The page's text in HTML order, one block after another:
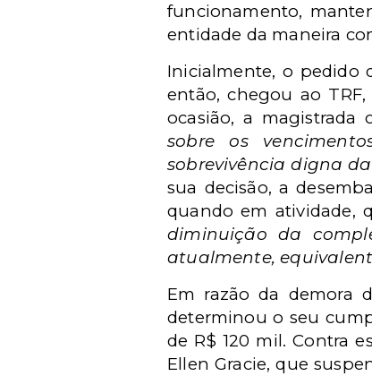
funcionamento,
entidade da maneira
Inicialmente, o pedido
então, chegou ao
ocasião, a
sobre os
sobrevivência digna
sua decisão, a
quando em atividade,
diminuição da
atualmente,
Em razão da demora
determinou o seu
de R$ 120 mil. Contra
Ellen Gracie, que